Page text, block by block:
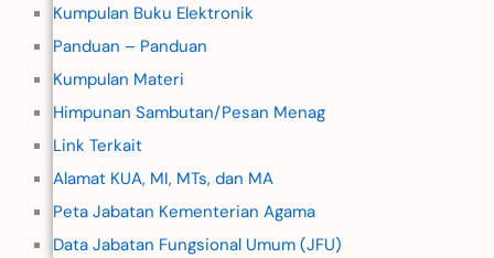
Kumpulan Buku Elektronik
Panduan – Panduan
Kumpulan Materi
Himpunan Sambutan/Pesan Menag
Link Terkait
Alamat KUA, MI, MTs, dan MA
Peta Jabatan Kementerian Agama
Data Jabatan Fungsional Umum (JFU)